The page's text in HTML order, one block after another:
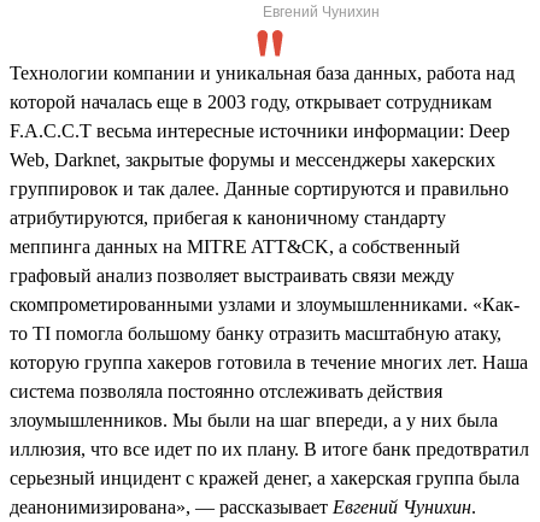
Евгений Чунихин
Технологии компании и уникальная база данных, работа над
которой началась еще в 2003 году, открывает сотрудникам
F.A.C.C.T весьма интересные источники информации: Deep
Web, Darknet, закрытые форумы и мессенджеры хакерских
группировок и так далее. Данные сортируются и правильно
атрибутируются, прибегая к каноничному стандарту
меппинга данных на MITRE ATT&CK, а собственный
графовый анализ позволяет выстраивать связи между
скомпрометированными узлами и злоумышленниками. «Как-
то TI помогла большому банку отразить масштабную атаку,
которую группа хакеров готовила в течение многих лет. Наша
система позволяла постоянно отслеживать действия
злоумышленников. Мы были на шаг впереди, а у них была
иллюзия, что все идет по их плану. В итоге банк предотвратил
серьезный инцидент с кражей денег, а хакерская группа была
деанонимизирована», — рассказывает Евгений Чунихин.